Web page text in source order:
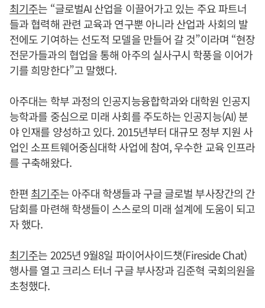
최기주는 “글로벌AI 산업을 이끌어가고 있는 주요 파트너
들과 협력해 관련 교육과 연구뿐 아니라 산업과 사회의 발
전에도 기여하는 선도적 모델을 만들어 갈 것”이라며 “현장
전문가들과의 협업을 통해 아주의 실사구시 학풍을 이어가
기를 희망한다”고 말했다.
아주대는 학부 과정의 인공지능융합학과와 대학원 인공지
능학과를 중심으로 미래 사회를 주도하는 인공지능(AI) 분
야 인재를 양성하고 있다. 2015년부터 대규모 정부 지원 사
업인 소프트웨어중심대학 사업에 참여, 우수한 교육 인프라
를 구축해왔다.
한편 최기주는 아주대 학생들과 구글 글로벌 부사장간의 간
담회를 마련해 학생들이 스스로의 미래 설계에 도움이 되고
자 했다.
최기주는 2025년 9월8일 파이어사이드챗(Fireside Chat)
행사를 열고 크리스 터너 구글 부사장과 김준혁 국회의원을
초청했다.